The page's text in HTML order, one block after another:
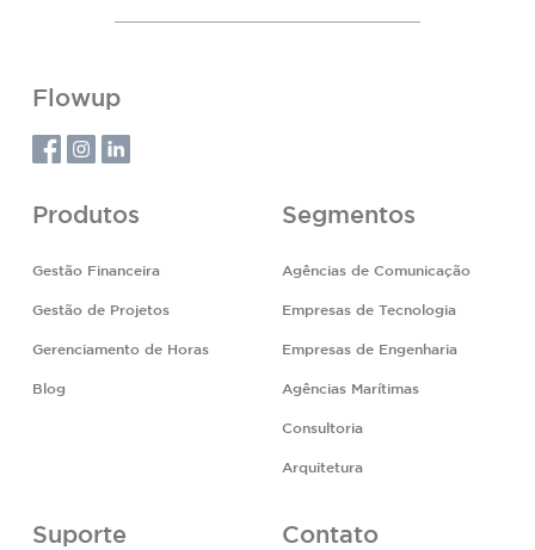
Flowup
Produtos
Gestão Financeira
Gestão de Projetos
Gerenciamento de Horas
Blog
Segmentos
Agências de Comunicação
Empresas de Tecnologia
Empresas de Engenharia
Agências Marítimas
Consultoria
Arquitetura
Suporte Contato